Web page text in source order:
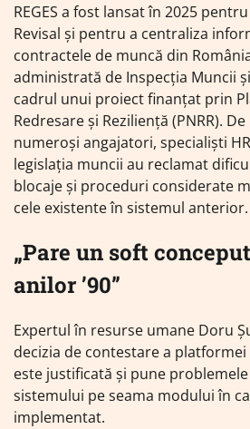
REGES a fost lansat în 2025
Revisal și pentru a centraliza
contractele de muncă din
administrată de Inspecția Muncii
cadrul unui proiect finanțat prin
Redresare și Reziliență (PNRR).
numeroși angajatori, specialiști
legislația muncii au reclamat
blocaje și proceduri considerate
cele existente în sistemul anterior.
„Pare un soft
anilor ’90”
Expertul în resurse umane Doru
decizia de contestare a platformei
este justificată și pune
sistemului pe seama modului în
implementat.